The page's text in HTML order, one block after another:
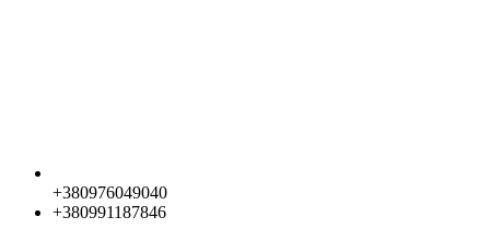
+380976049040
+380991187846